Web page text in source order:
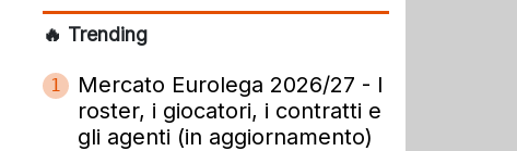
🔥 Trending
1
Mercato Eurolega 2026/27 - I
roster, i giocatori, i contratti e
gli agenti (in aggiornamento)